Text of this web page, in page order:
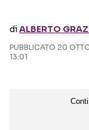
diALBERTO
PUBBLICATO 20
13:01